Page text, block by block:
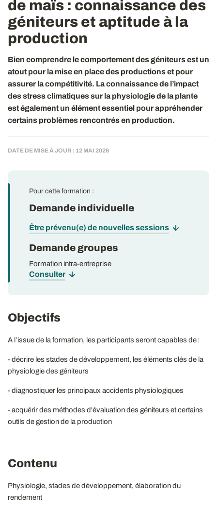
de maïs : connaissance des
géniteurs et aptitude à la
production
Bien comprendre le comportement des géniteurs est un
atout pour la mise en place des productions et pour
assurer la compétitivité. La connaissance de l’impact
des stress climatiques sur la physiologie de la plante
est également un élément essentiel pour appréhender
certains problèmes rencontrés en production.
DATE DE MISE À JOUR : 12 MAI 2026
Pour cette formation :
Demande individuelle
Être prévenu(e) de nouvelles sessions
Demande groupes
Formation intra-entreprise
Consulter
Objectifs
A l’issue de la formation, les participants seront capables de :
- décrire les stades de développement, les éléments clés de la
physiologie des géniteurs
- diagnostiquer les principaux accidents physiologiques
- acquérir des méthodes d'évaluation des géniteurs et certains
outils de gestion de la production
Contenu
Physiologie, stades de développement, élaboration du
rendement